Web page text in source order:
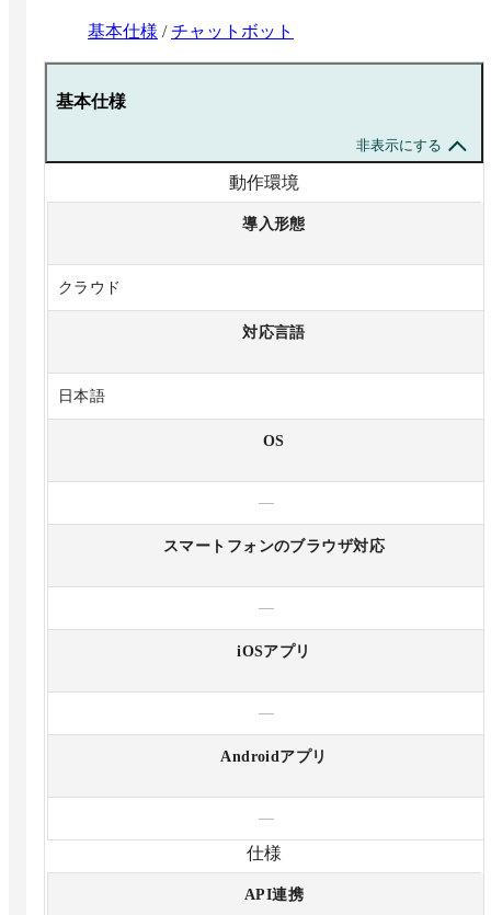
基本仕様 /チャットボット
基本仕様
非表示にする
動作環境
導入形態
クラウド
対応言語
日本語
OS
—
スマートフォンのブラウザ対応
—
iOSアプリ
—
Androidアプリ
—
仕様
API連携